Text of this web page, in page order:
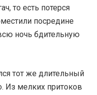
то есть потерся
посредине
ночь бдительную
тот же длительный
Из мелких притоков